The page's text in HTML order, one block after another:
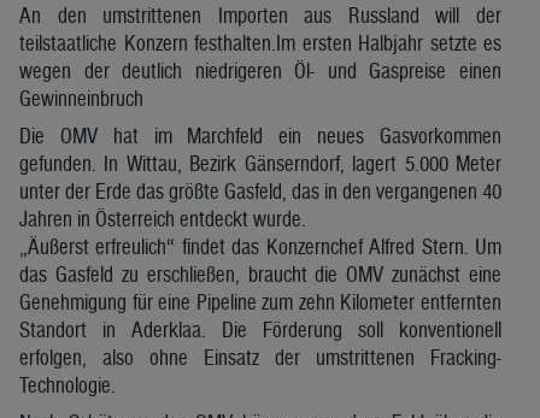
An den umstrittenen Importen aus Russland will der
teilstaatliche Konzern festhalten.Im ersten Halbjahr setzte es
wegen der deutlich niedrigeren Öl- und Gaspreise einen
Gewinneinbruch
Die OMV hat im Marchfeld ein neues Gasvorkommen
gefunden. In Wittau, Bezirk Gänserndorf, lagert 5.000 Meter
unter der Erde das größte Gasfeld, das in den vergangenen 40
Jahren in Österreich entdeckt wurde.
„Äußerst erfreulich“ findet das Konzernchef Alfred Stern. Um
das Gasfeld zu erschließen, braucht die OMV zunächst eine
Genehmigung für eine Pipeline zum zehn Kilometer entfernten
Standort in Aderklaa. Die Förderung soll konventionell
erfolgen, also ohne Einsatz der umstrittenen Fracking-
Technologie.